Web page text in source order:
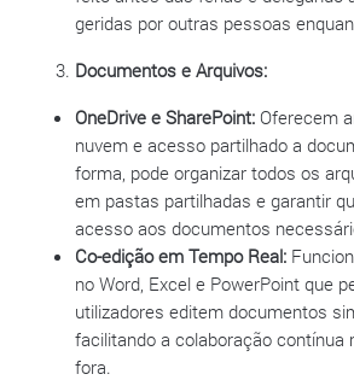
geridas por outras pessoas
Documentos e Arquivos:
OneDrive e SharePoint: Oferecem
nuvem e acesso partilhado a
forma, pode organizar todos os
em pastas partilhadas e garantir
acesso aos documentos
Co-edição em Tempo Real:
no Word, Excel e PowerPoint que
utilizadores editem documentos
facilitando a colaboração contínua
fora.